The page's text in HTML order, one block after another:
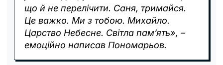
що й не перелічити. Саня, тримайся.
Це важко. Ми з тобою. Михайло.
Царство Небесне. Світла пам’ять», –
емоційно написав Пономарьов.